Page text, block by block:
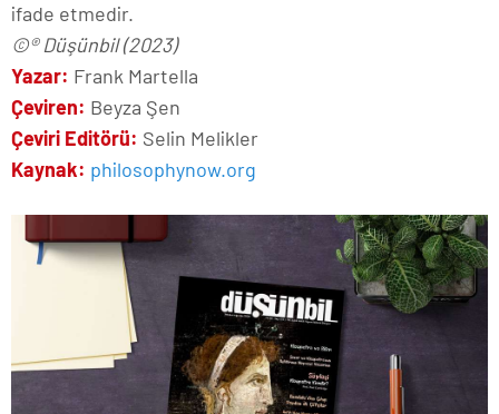
ifade etmedir.
©® Düşünbil (2023)
Yazar: Frank Martella
Çeviren: Beyza Şen
Çeviri Editörü: Selin Melikler
Kaynak: philosophynow.org